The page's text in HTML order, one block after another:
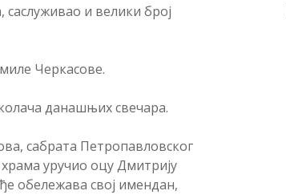
и велики број
Черкасове.
данашњих свечара.
сабрата Петропавловског
уручио оцу Дмитрију
обележава свој имендан,